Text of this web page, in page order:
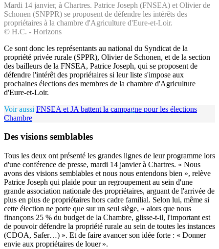
Mardi 14 janvier, à Chartres. Patrice Joseph (FNSEA) et Olivier de
Schonen (SNPPR) se proposent de défendre les intérêts des
propriétaires à la chambre d'Agriculture d'Eure-et-Loir.
© H.C. - Horizons
Ce sont donc les représentants au national du Syndicat de la
propriété privée rurale (SPPR), Olivier de Schonen, et de la section
des bailleurs de la FNSEA, Patrice Joseph, qui se proposent de
défendre l'intérêt des propriétaires si leur liste s'impose aux
prochaines élections des membres de la chambre d'Agriculture
d'Eure-et-Loir.
Voir aussi FNSEA et JA battent la campagne pour les élections
Chambre
Des visions semblables
Tous les deux ont présenté les grandes lignes de leur programme lors
d'une conférence de presse, mardi 14 janvier à Chartres. « Nous
avons des visions semblables et nous nous entendons bien », relève
Patrice Joseph qui plaide pour un regroupement au sein d'une
grande association nationale des propriétaires, arguant de l'arrivée de
plus en plus de propriétaires hors cadre familial. Selon lui, même si
cette élection ne porte que sur un seul siège, « alors que nous
finançons 25 % du budget de la Chambre, glisse-t-il, l'important est
de pouvoir défendre la propriété rurale au sein de toutes les instances
(CDOA, Safer…) ». Et de faire avancer son idée forte : « Donner
envie aux propriétaires de louer ».